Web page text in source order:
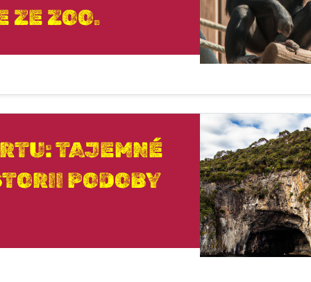
ZE ZOO.
TAJEMNÉ
PODOBY